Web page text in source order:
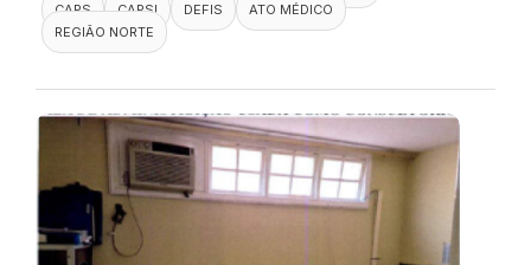
CAPS
CAPSI DEFIS
ATO MÉDICO
REGIÃO NORTE